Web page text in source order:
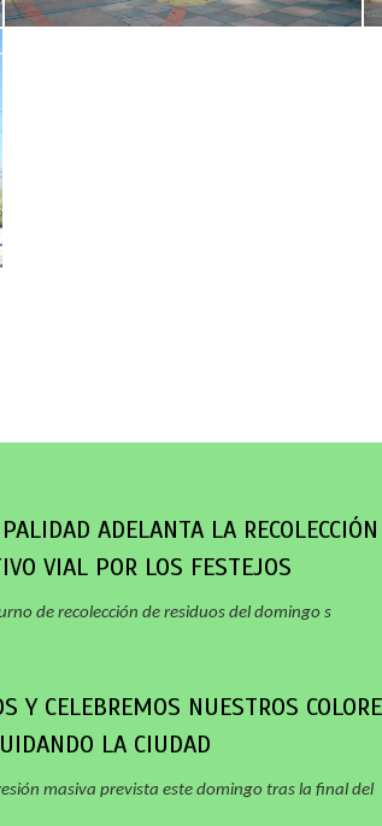
ADELANTA LA
VIAL POR LOS FESTEJOS
de recolección de residuos del domingo s
Y CELEBREMOS NUESTROS
LA CIUDAD
masiva prevista este domingo tras la final del